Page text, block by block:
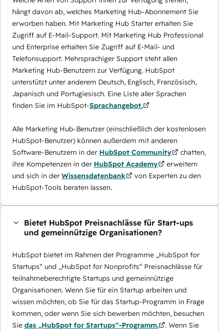
hängt davon ab, welches Marketing Hub-Abonnement Sie
erworben haben. Mit Marketing Hub Starter erhalten Sie
Zugriff auf E-Mail-Support. Mit Marketing Hub Professional
und Enterprise erhalten Sie Zugriff auf E-Mail- und
Telefonsupport. Mehrsprachiger Support steht allen
Marketing Hub-Benutzern zur Verfügung. HubSpot
unterstützt unter anderem Deutsch, Englisch, Französisch,
Japanisch und Portugiesisch. Eine Liste aller Sprachen
finden Sie im HubSpot-Sprachangebot.
Alle Marketing Hub-Benutzer (einschließlich der kostenlosen
HubSpot-Benutzer) können außerdem mit anderen
Software-Benutzern in der HubSpot Community
chatten,
ihre Kompetenzen in der HubSpot Academy
erweitern
und sich in der Wissensdatenbank
von Experten zu den
HubSpot-Tools beraten lassen.
Bietet HubSpot Preisnachlässe für Start-ups
und gemeinnützige Organisationen?
HubSpot bietet im Rahmen der Programme „HubSpot for
Startups“ und „HubSpot for Nonprofits“ Preisnachlässe für
teilnahmeberechtigte Startups und gemeinnützige
Organisationen. Wenn Sie für ein Startup arbeiten und
wissen möchten, ob Sie für das Startup-Programm in Frage
kommen, oder wenn Sie sich bewerben möchten, besuchen
Sie das „HubSpot for Startups“-Programm.
. Wenn Sie